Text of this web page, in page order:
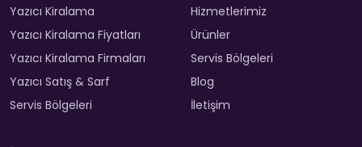
Yazıcı Kiralama
Yazıcı Kiralama Fiyatları
Yazıcı Kiralama Firmaları
Yazıcı Satış & Sarf
Servis Bölgeleri
Hizmetlerimiz
Ürünler
Servis Bölgeleri
Blog
İletişim